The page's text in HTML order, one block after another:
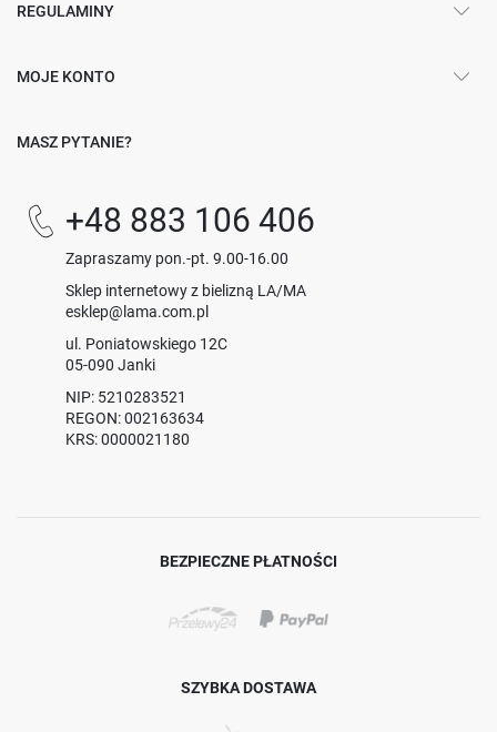
REGULAMINY
MOJE KONTO
MASZ PYTANIE?
+48 883 106 406
Zapraszamy pon.-pt. 9.00-16.00
Sklep internetowy z bielizną LA/MA
esklep@lama.com.pl
ul. Poniatowskiego 12C
05-090 Janki
NIP: 5210283521
REGON: 002163634
KRS: 0000021180
BEZPIECZNE PŁATNOŚCI
SZYBKA DOSTAWA